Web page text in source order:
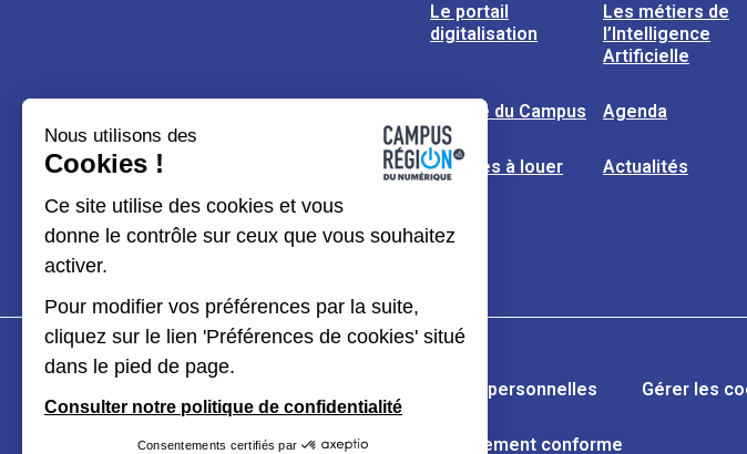
Le portail
digitalisation
Les métiers de
l’Intelligence
Artificielle
L’usine du Campus Agenda
Espaces à louer Actualités
Données personnelles Gérer les
Kit de communication Accessibilité : partiellement conforme
Nous utilisons des
Cookies !
Ce site utilise des cookies et vous
donne le contrôle sur ceux que vous souhaitez
activer.
Pour modifier vos préférences par la suite,
cliquez sur le lien 'Préférences de cookies' situé
dans le pied de page.
Consulter notre politique de confidentialité
Consentements certifiés par